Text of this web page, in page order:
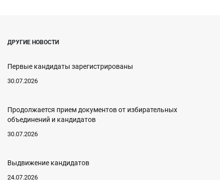
ДРУГИЕ НОВОСТИ
Первые кандидаты зарегистрированы
30.07.2026
Продолжается прием документов от избирательных
объединений и кандидатов
30.07.2026
Выдвижение кандидатов
24.07.2026